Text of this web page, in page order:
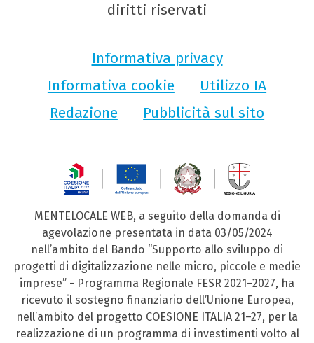
diritti riservati
Informativa privacy
Informativa cookie
Utilizzo IA
Redazione
Pubblicità sul sito
MENTELOCALE WEB, a seguito della domanda di
agevolazione presentata in data 03/05/2024
nell’ambito del Bando “Supporto allo sviluppo di
progetti di digitalizzazione nelle micro, piccole e medie
imprese” - Programma Regionale FESR 2021–2027, ha
ricevuto il sostegno finanziario dell’Unione Europea,
nell’ambito del progetto COESIONE ITALIA 21–27, per la
realizzazione di un programma di investimenti volto al